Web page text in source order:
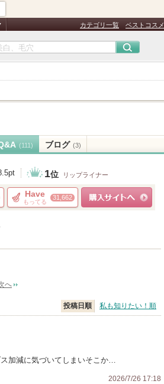
カテゴリ一覧 ベストコスメ
(111) ブログ (3)
1位 リップライナー
Have
もってる
31,662
へ
投稿日順 私も知りたい！順
加減に気づいてしまいそこか…
2026/7/26 17:18